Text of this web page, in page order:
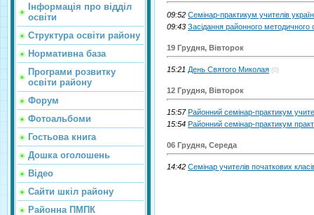
Інформація про відділ
освіти
Структура освіти району
Нормативна база
Програми розвитку
освіти району
Форум
Фотоальбоми
Гостьова книга
Дошка оголошень
Відео
Сайти шкіл району
Районна ПМПК
09:52 Семінар-практикум учителів
09:43 Засідання районного методичного
19 Грудня, Вівторок
15:21 День Святого Миколая (0)
12 Грудня, Вівторок
15:57 Районний семінар-практикум
15:54 Районний семінар-практикум
06 Грудня, Середа
14:42 Семінар учителів початкових